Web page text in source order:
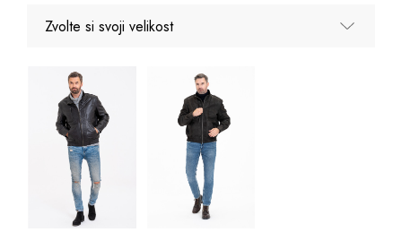
Zvolte si svoji velikost
52
54 - Poslední 2 kusy
56 - Poslední 3 kusy
58 - Poslední 2 kusy